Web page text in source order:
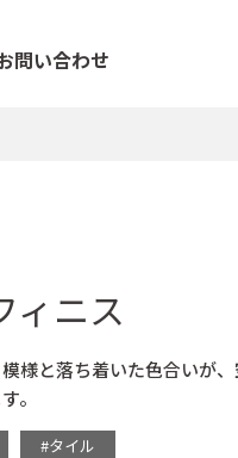
問い合わせ
ィニス
模様と落ち着いた色合いが
。
#タイル